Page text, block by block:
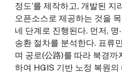
정도’를 제작하고, 개발된 지
오픈소스로 제공하는 것을
네 단계로 진행된다. 먼저, 명
송환 절차를 분석한다. 표류
며 공로(公路)를 따라 북경까
하여 HGIS 기반 노정 복원